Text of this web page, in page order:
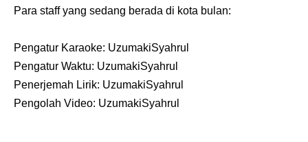
Para staff yang sedang berada di kota bulan:
Pengatur Karaoke: UzumakiSyahrul
Pengatur Waktu: UzumakiSyahrul
Penerjemah Lirik: UzumakiSyahrul
Pengolah Video: UzumakiSyahrul